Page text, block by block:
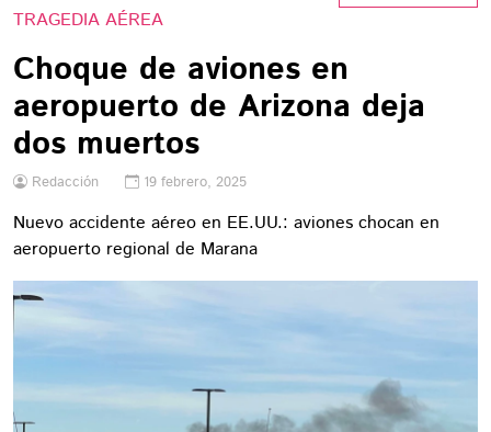
TRAGEDIA AÉREA
Choque de aviones en
aeropuerto de Arizona deja
dos muertos
Redacción 19 febrero, 2025
Nuevo accidente aéreo en EE.UU.: aviones chocan en
aeropuerto regional de Marana